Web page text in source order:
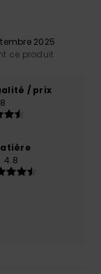
2025
ce produit
/ prix
4.8